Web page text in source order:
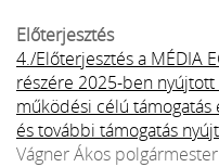
Előterjesztés
4./Előterjesztés a MÉDIA
részére 2025-ben
működési célú támogatás
és további támogatás
Vágner Ákos polgármester